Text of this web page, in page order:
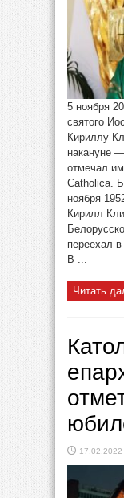
5 ноября
святого
Кириллу
накануне
отмечал
Catholica.
ноября
Кирилл
переехал
В ...
Читать
17.02.2022